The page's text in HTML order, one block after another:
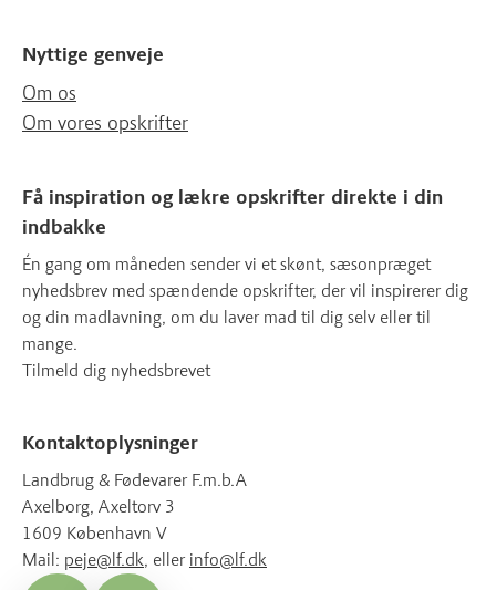
Nyttige genveje
Om os
Om vores opskrifter
Få inspiration og lækre opskrifter direkte i din
indbakke
Én gang om måneden sender vi et skønt, sæsonpræget
nyhedsbrev med spændende opskrifter, der vil inspirerer dig
og din madlavning, om du laver mad til dig selv eller til
mange.
Tilmeld dig nyhedsbrevet
Kontaktoplysninger
Landbrug & Fødevarer F.m.b.A
Axelborg, Axeltorv 3
1609 København V
Mail: peje@lf.dk, eller info@lf.dk